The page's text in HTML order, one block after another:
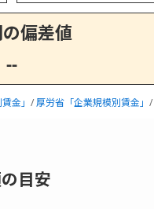
偏差値
--
金」 /厚労省「企業規模別賃金」 /
目安